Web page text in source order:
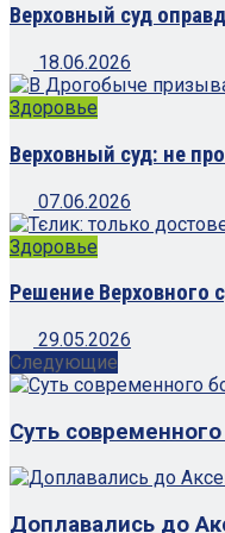
Верховный суд
18.06.2026
Здоровье
Верховный суд: не
07.06.2026
Здоровье
Решение Верховного
29.05.2026
Следующие
Суть
Доплавались до